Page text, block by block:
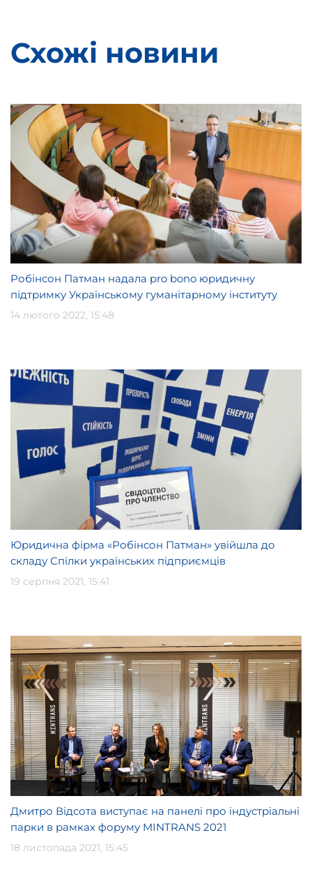
Схожі новини
Робінсон Патман надала pro bono юридичну
підтримку Українському гуманітарному інституту
14 лютого 2022, 15:48
Юридична фірма «Робінсон Патман» увійшла до
складу Спілки українських підприємців
19 серпня 2021, 15:41
Дмитро Відсота виступає на панелі про індустріальні
парки в рамках форуму MINTRANS 2021
18 листопада 2021, 15:45